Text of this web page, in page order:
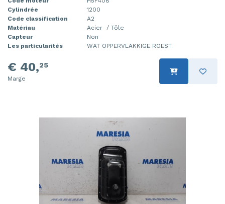
Cylindrée
1200
Code classification
A2
Matériau
Acier / Tôle
Capteur
Non
Les particularités
WAT OPPERVLAKKIGE ROEST.
€ 40,25
Marge